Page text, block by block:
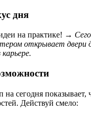
дня
на практике! →
открывает двери
на сегодня показывает,
Действуй смело: